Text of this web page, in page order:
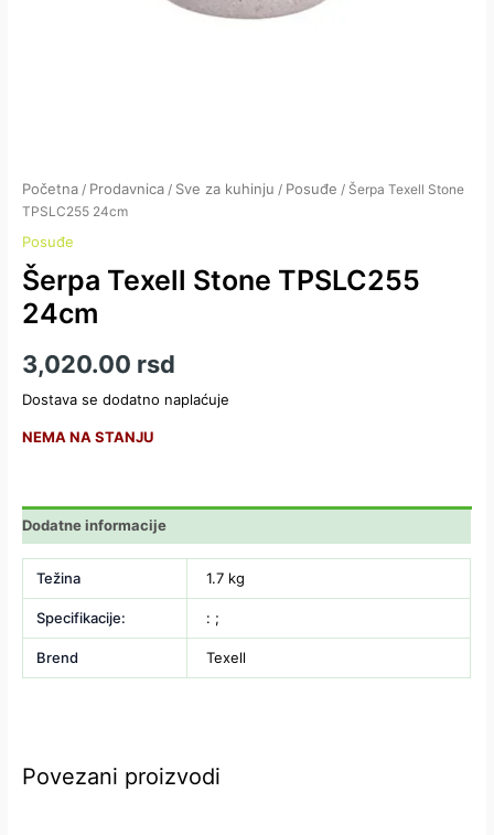
Početna / Prodavnica / Sve za kuhinju / Posuđe / Šerpa Texell Stone
TPSLC255 24cm
Posuđe
Šerpa Texell Stone TPSLC255
24cm
3,020.00 rsd
Dostava se dodatno naplaćuje
NEMA NA STANJU
Dodatne informacije
Težina 1.7 kg
Specifikacije: : ;
Brend Texell
Povezani proizvodi